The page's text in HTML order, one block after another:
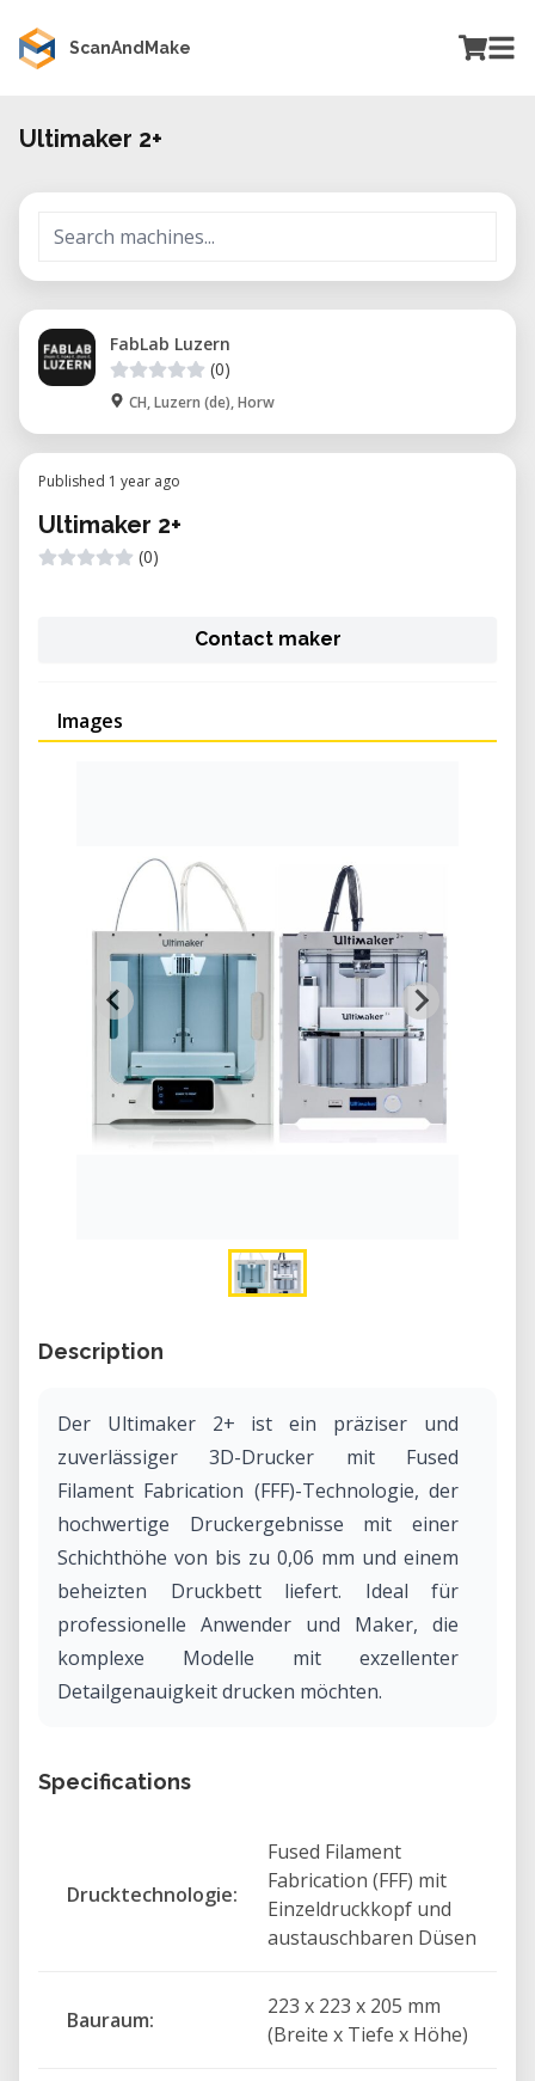
ScanAndMake
Ultimaker 2+
FabLab Luzern
(0)
CH, Luzern (de), Horw
Published 1 year ago
Ultimaker 2+
(0)
Contact maker
Images
Description
Der Ultimaker 2+ ist ein präziser und
zuverlässiger 3D-Drucker mit Fused
Filament Fabrication (FFF)-Technologie, der
hochwertige Druckergebnisse mit einer
Schichthöhe von bis zu 0,06 mm und einem
beheizten Druckbett liefert. Ideal für
professionelle Anwender und Maker, die
komplexe Modelle mit exzellenter
Detailgenauigkeit drucken möchten.
Specifications
Drucktechnologie:
Fused Filament
Fabrication (FFF) mit
Einzeldruckkopf und
austauschbaren Düsen
Bauraum:
223 x 223 x 205 mm
(Breite x Tiefe x Höhe)